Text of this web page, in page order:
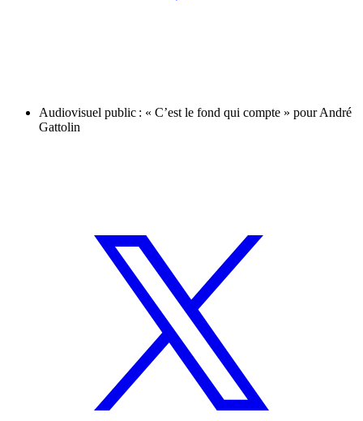
Audiovisuel public : « C’est le fond qui compte » pour André
Gattolin